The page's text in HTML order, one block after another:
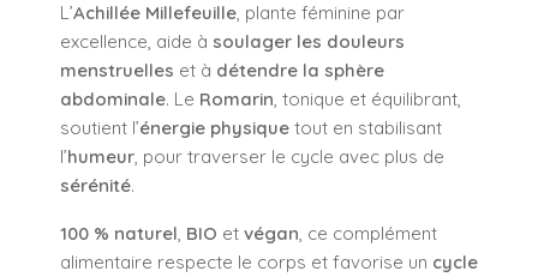
L’Achillée Millefeuille, plante féminine par
excellence, aide à soulager les douleurs
menstruelles et à détendre la sphère
abdominale. Le Romarin, tonique et équilibrant,
soutient l’énergie physique tout en stabilisant
l’humeur, pour traverser le cycle avec plus de
sérénité.
100 % naturel, BIO et végan, ce complément
alimentaire respecte le corps et favorise un cycle